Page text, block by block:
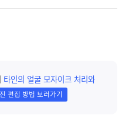
타인의 얼굴 모자이크 처리와
편집 방법 보러가기